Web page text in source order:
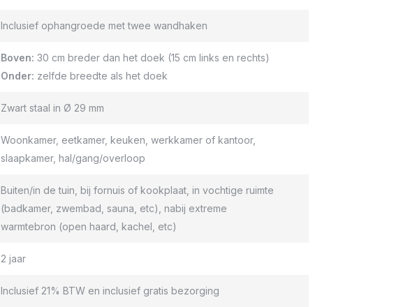
Inclusief ophangroede met twee wandhaken
Boven: 30 cm breder dan het doek (15 cm links en rechts)
Onder: zelfde breedte als het doek
Zwart staal in Ø 29 mm
Woonkamer, eetkamer, keuken, werkkamer of kantoor,
slaapkamer, hal/gang/overloop
Buiten/in de tuin, bij fornuis of kookplaat, in vochtige ruimte
(badkamer, zwembad, sauna, etc), nabij extreme
warmtebron (open haard, kachel, etc)
2 jaar
Inclusief 21% BTW en inclusief gratis bezorging